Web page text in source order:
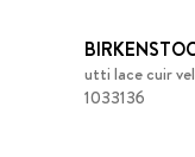
utti lace cuir
1033136